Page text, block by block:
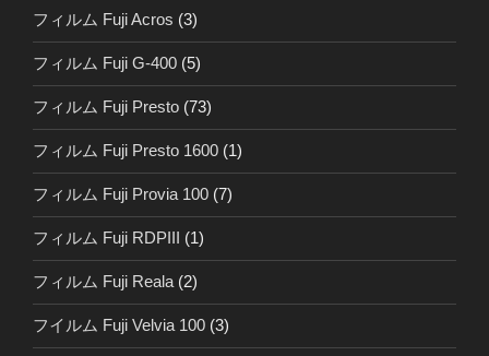
フィルム Fuji Acros (3)
フィルム Fuji G-400 (5)
フィルム Fuji Presto (73)
フィルム Fuji Presto 1600 (1)
フィルム Fuji Provia 100 (7)
フィルム Fuji RDPIII (1)
フィルム Fuji Reala(2)
フイルム Fuji Velvia 100 (3)